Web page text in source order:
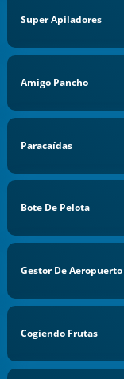
Super Apiladores
Amigo Pancho
Paracaídas
Bote De Pelota
Gestor De Aeropuerto
Cogiendo Frutas